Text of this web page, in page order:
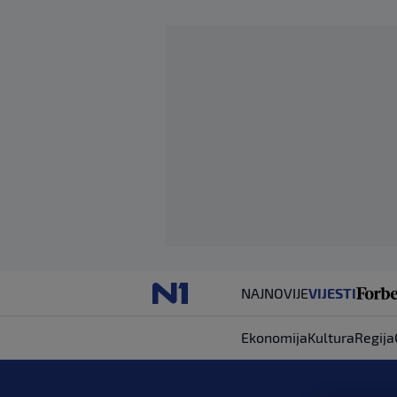
NAJNOVIJEVIJESTI
EkonomijaKulturaRegija